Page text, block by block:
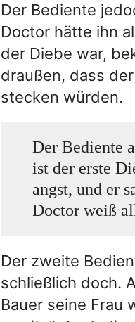
Der Bediente
Doctor hätte ihn
der Diebe war,
draußen, dass
stecken würden.
Der Bediente
ist der erste
angst, und er
Doctor weiß
Der zweite
schließlich doch.
Bauer seine Frau